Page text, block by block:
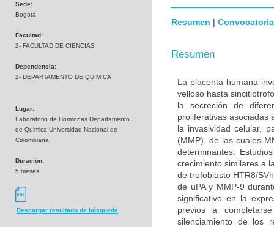
Sede:
Bogotá
Facultad:
2- FACULTAD DE CIENCIAS
Dependencia:
2- DEPARTAMENTO DE QUÍMICA
Lugar:
Laboratorio de Hormonas Departamento
de Quimica Universidad Nacional de
Colombiana
Duración:
5 meses
Descargar resultado de búsqueda
Resumen | Convocatoria
Resumen
La placenta humana
velloso hasta
la secreción de
proliferativas asociadas
la invasividad celular,
(MMP), de las cuales
determinantes.
crecimiento similares a
de trofoblasto HTR8/
de uPA y MMP-9
significativo en la
previos a
silenciamiento de los